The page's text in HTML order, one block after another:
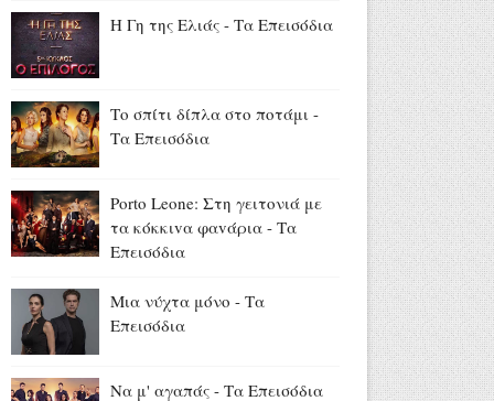
«Oνειρευόμουν μια αγάπη σαν
Τα μεγάλα διλήμματα της
Αύγουστος 06, 2026
Η Γη της Ελιάς - Τα Επεισόδια
Το σπίτι δίπλα στο ποτάμι -
Τα Επεισόδια
Porto Leone: Στη γειτονιά με
τα κόκκιvα φαvάρια - Τα
Επεισόδια
Μια νύχτα μόνο - Τα
Επεισόδια
Να μ' αγαπάς - Τα Επεισόδια